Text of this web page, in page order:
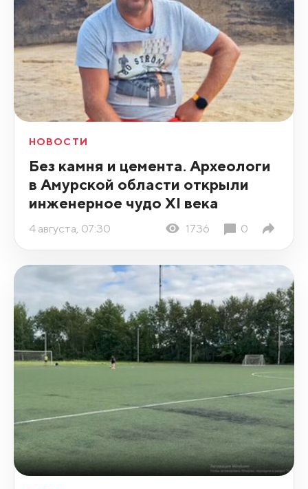
НОВОСТИ
Без камня и цемента. Археологи
в Амурской области открыли
инженерное чудо XI века
4 августа, 07:30 1736 0